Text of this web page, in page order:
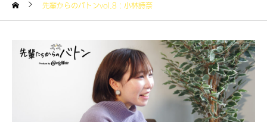
先輩からのバトンvol.8：小林詩奈